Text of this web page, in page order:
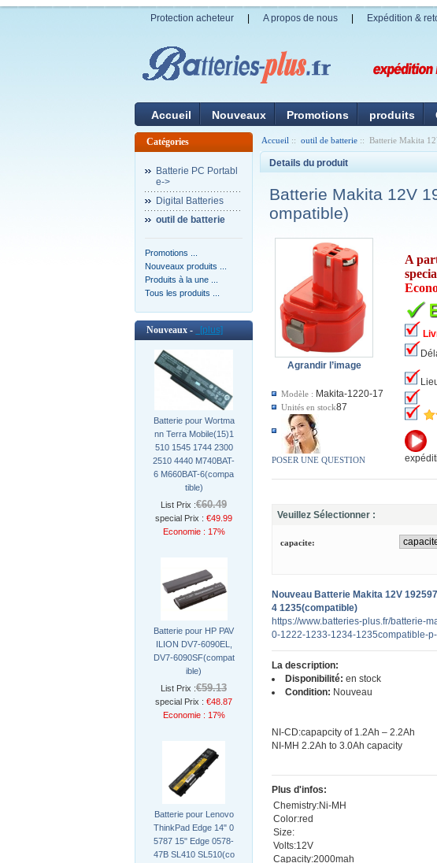
Protection acheteur A propos de nous Expédition &
Accueil Nouveaux Promotions produits
Catégories
Batterie PC Portabl
e->
Digital Batteries
outil de batterie
Promotions ...
Nouveaux produits ...
Produits à la une ...
Tous les produits ...
Nouveaux - [plus]
Batterie pour Wortma
nn Terra Mobile(15)1
510 1545 1744 2300
2510 4440 M740BAT-
6 M660BAT-6(compa
tible)
List Prix :€60.49
special Prix : €49.99
Economie : 17%
Batterie pour HP PAV
ILION DV7-6090EL,
DV7-6090SF(compat
ible)
List Prix :€59.13
special Prix : €48.87
Economie : 17%
Batterie pour Lenovo
ThinkPad Edge 14" 0
5787 15" Edge 0578-
47B SL410 SL510(co
Accueil :: outil de batterie :: Batterie Makita
Details du produit
Batterie Makita 12V
ompatible)
Agrandir l’image
Modèle : Makita-1220-17
Unités en stock87
POSER UNE QUESTION
A
Veuillez Sélectionner :
capacite:
Nouveau Batterie Makita 12V
4 1235(compatible)
https://www.batteries-plus.fr/batterie-
0-1222-1233-1234-1235compatible-
La description:
Disponibilité: en stock
Condition: Nouveau
NI-CD:capapcity of 1.2Ah – 2.2Ah
NI-MH 2.2Ah to 3.0Ah capacity
Plus d'infos:
Chemistry:Ni-MH
Color:red
Size:
Volts:12V
Capacity:2000mah